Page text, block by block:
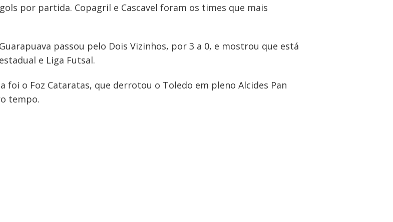
por partida. Copagril e Cascavel foram os times que mais
passou pelo Dois Vizinhos, por 3 a 0, e mostrou que está
e Liga Futsal.
o Foz Cataratas, que derrotou o Toledo em pleno Alcides Pan
tempo.